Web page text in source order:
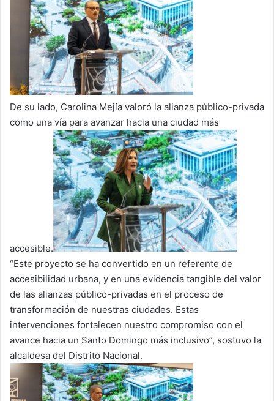
De su lado, Carolina Mejía valoró la alianza público-privada
como una vía para avanzar hacia una ciudad más
accesible.
“Este proyecto se ha convertido en un referente de
accesibilidad urbana, y en una evidencia tangible del valor
de las alianzas público-privadas en el proceso de
transformación de nuestras ciudades. Estas
intervenciones fortalecen nuestro compromiso con el
avance hacia un Santo Domingo más inclusivo”, sostuvo la
alcaldesa del Distrito Nacional.